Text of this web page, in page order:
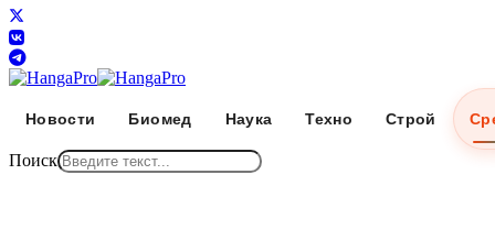
Новости Биомед Наука Техно Строй
Поиск